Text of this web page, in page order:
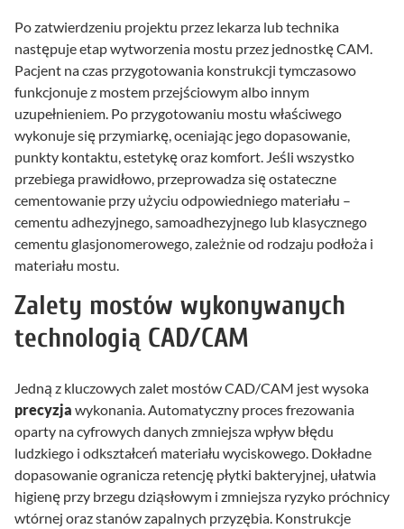
Po zatwierdzeniu projektu przez lekarza lub technika
następuje etap wytworzenia mostu przez jednostkę CAM.
Pacjent na czas przygotowania konstrukcji tymczasowo
funkcjonuje z mostem przejściowym albo innym
uzupełnieniem. Po przygotowaniu mostu właściwego
wykonuje się przymiarkę, oceniając jego dopasowanie,
punkty kontaktu, estetykę oraz komfort. Jeśli wszystko
przebiega prawidłowo, przeprowadza się ostateczne
cementowanie przy użyciu odpowiedniego materiału –
cementu adhezyjnego, samoadhezyjnego lub klasycznego
cementu glasjonomerowego, zależnie od rodzaju podłoża i
materiału mostu.
Zalety mostów wykonywanych
technologią CAD/CAM
Jedną z kluczowych zalet mostów CAD/CAM jest wysoka
precyzja wykonania. Automatyczny proces frezowania
oparty na cyfrowych danych zmniejsza wpływ błędu
ludzkiego i odkształceń materiału wyciskowego. Dokładne
dopasowanie ogranicza retencję płytki bakteryjnej, ułatwia
higienę przy brzegu dziąsłowym i zmniejsza ryzyko próchnicy
wtórnej oraz stanów zapalnych przyzębia. Konstrukcje